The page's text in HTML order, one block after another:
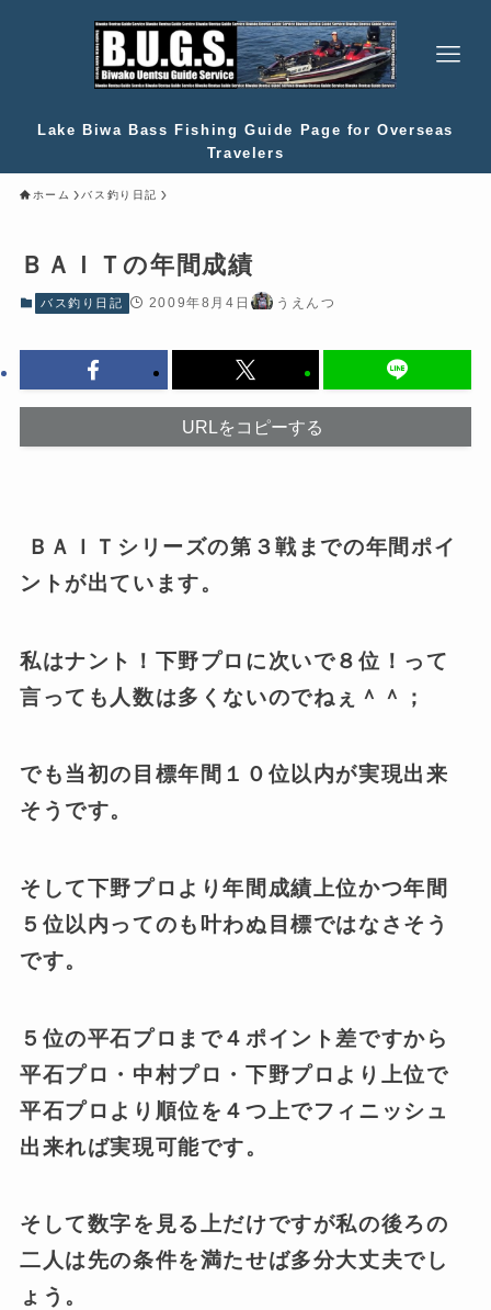
Lake Biwa Bass Fishing Guide Page for Overseas
Travelers
ホーム バス釣り日記
ＢＡＩＴの年間成績
バス釣り日記 2009年8月4日 うえんつ
URLをコピーする
ＢＡＩＴシリーズの第３戦までの年間ポイ
ントが出ています。
私はナント！下野プロに次いで８位！って
言っても人数は多くないのでねぇ＾＾；
でも当初の目標年間１０位以内が実現出来
そうです。
そして下野プロより年間成績上位かつ年間
５位以内ってのも叶わぬ目標ではなさそう
です。
５位の平石プロまで４ポイント差ですから
平石プロ・中村プロ・下野プロより上位で
平石プロより順位を４つ上でフィニッシュ
出来れば実現可能です。
そして数字を見る上だけですが私の後ろの
二人は先の条件を満たせば多分大丈夫でし
ょう。